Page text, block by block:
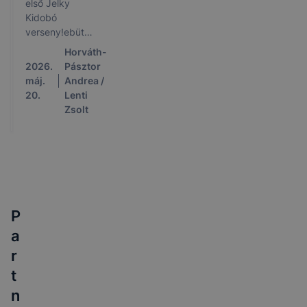
első Jelky
Kidobó
verseny!ebütált
az első Jelky
Kidobó
verseny!
2026.
máj.
20.
Horváth-
Pásztor
Andrea /
Lenti
Zsolt
P
a
r
t
n